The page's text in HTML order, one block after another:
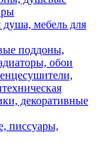
мебель для
поддоны,
обои
декоративные
писсуары,